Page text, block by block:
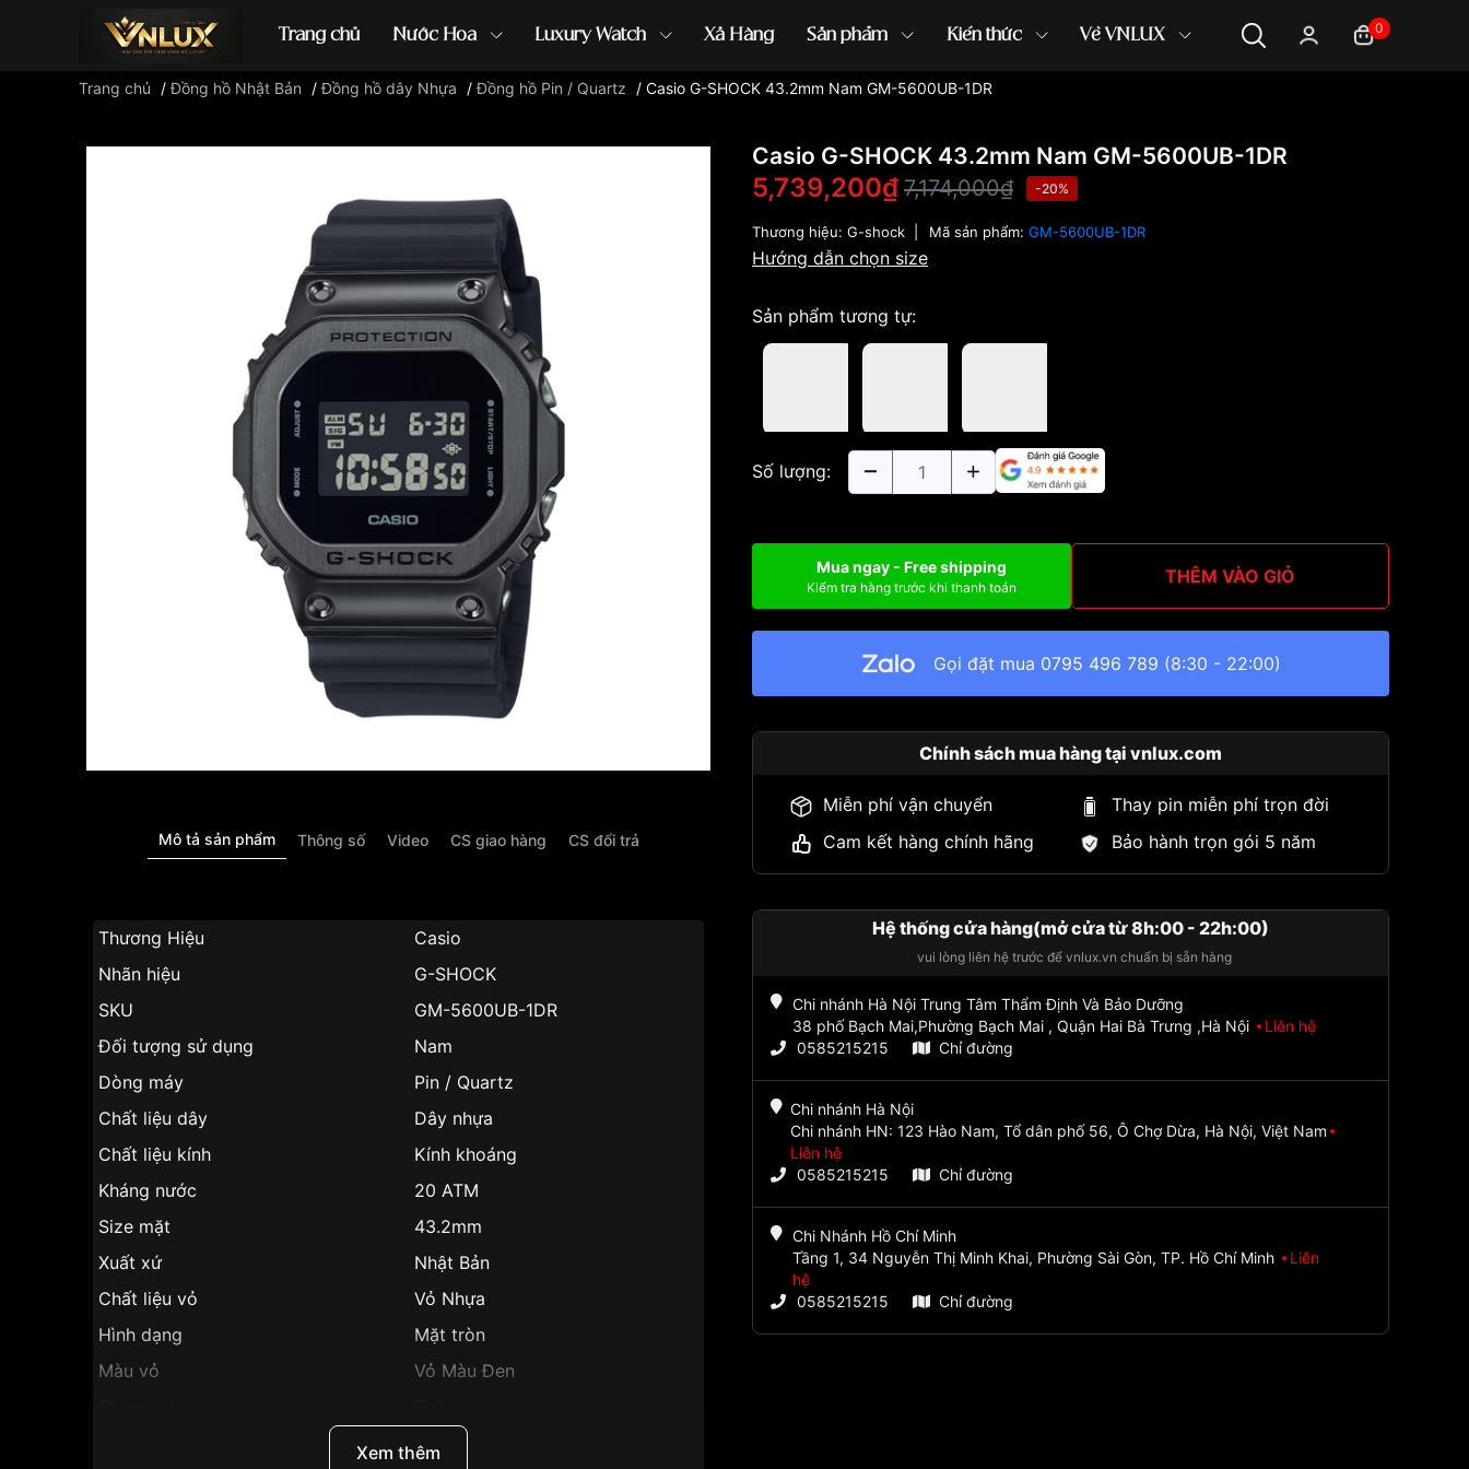
Trang chủ Nước Hoa Luxury Watch Xả Hàng Sản phẩm Kiến thức Về VNLUX 0
Đồng hồ casio đồng hồ G-Shock đồng hồ Orient ...
Trang chủ /Đồng hồ Nhật Bản /Đồng hồ dây Nhựa /Đồng hồ Pin / Quartz / Casio G-SHOCK 43.2mm Nam GM-5600UB-1DR
Mô tả sản phẩm Thông số Video CS giao hàng CS đổi trả
Thương Hiệu
Casio
Nhãn hiệu
G-SHOCK
SKU
GM-5600UB-1DR
Đối tượng sử dụng
Nam
Dòng máy
Pin / Quartz
Chất liệu dây
Dây nhựa
Chất liệu kính
Kính khoáng
Kháng nước
20 ATM
Size mặt
43.2mm
Xuất xứ
Nhật Bản
Chất liệu vỏ
Vỏ Nhựa
Hình dạng
Mặt tròn
Màu vỏ
Vỏ Màu Đen
Thể thao
Xem thêm
Casio G-SHOCK 43.2mm Nam GM-5600UB-1DR
5,739,200₫ 7,174,000₫ -20%
Thương hiệu: G-shock Mã sản phẩm: GM-5600UB-1DR
Hướng dẫn chọn size
Sản phẩm tương tự:
Số lượng:
Mua ngay - Free shipping
Kiểm tra hàng trước khi thanh toán THÊM VÀO GIỎ
Gọi đặt mua 0795 496 789 (8:30 - 22:00)
Chính sách mua hàng tại vnlux.com
Miễn phí vận chuyển
Thay pin miễn phí trọn đời
Cam kết hàng chính hãng
Bảo hành trọn gói 5 năm
Hệ thống cửa hàng(mở cửa từ 8h:00 - 22h:00)
vui lòng liên hệ trước để vnlux.vn chuẩn bị sẵn hàng
Chi nhánh Hà Nội Trung Tâm Thẩm Định Và Bảo Dưỡng
38 phố Bạch Mai,Phường Bạch Mai , Quận Hai Bà Trưng ,Hà Nội
Liên hệ
0585215215
Chỉ đường
Chi nhánh Hà Nội
Chi nhánh HN: 123 Hào Nam, Tổ dân phố 56, Ô Chợ Dừa, Hà Nội, Việt Nam
Liên hệ
0585215215
Chỉ đường
Chi Nhánh Hồ Chí Minh
Tầng 1, 34 Nguyễn Thị Minh Khai, Phường Sài Gòn, TP. Hồ Chí Minh
Liên
hệ
0585215215
Chỉ đường